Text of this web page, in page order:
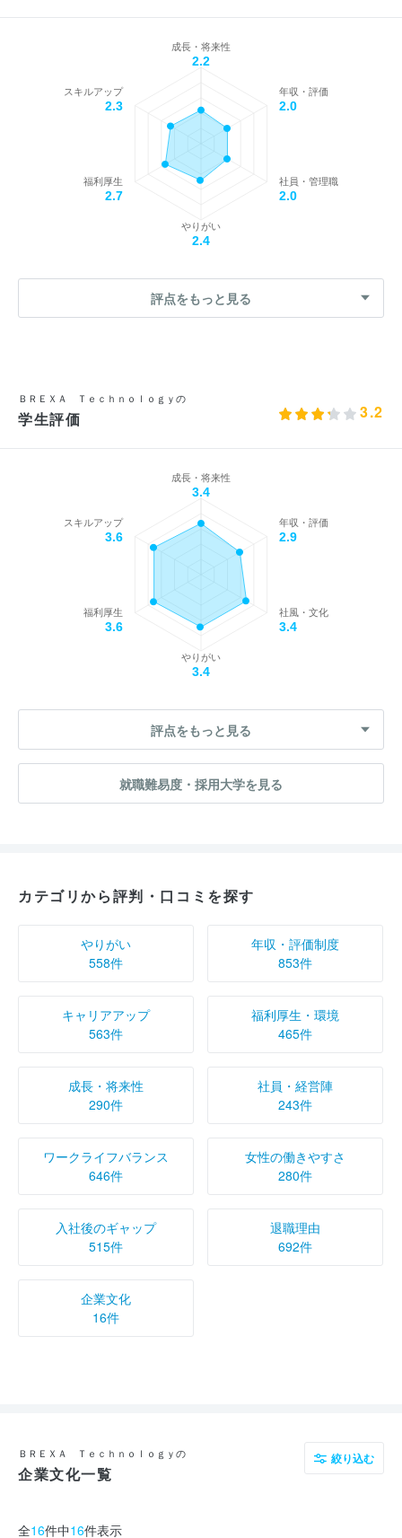
成長・将来性
2.2
年収・評価
2.0
社員・管理職
2.0
やりがい
2.4
福利厚生
2.7
スキルアップ
2.3
評点をもっと見る
ＢＲＥＸＡ Ｔｅｃｈｎｏｌｏｇｙの
学生評価 3.2
成長・将来性
3.4
年収・評価
2.9
社風・文化
3.4
やりがい
3.4
福利厚生
3.6
スキルアップ
3.6
評点をもっと見る
就職難易度・採用大学を見る
カテゴリから評判・口コミを探す
やりがい
558件
年収・評価制度
853件
キャリアアップ
563件
福利厚生・環境
465件
成長・将来性
290件
社員・経営陣
243件
ワークライフバランス
646件
女性の働きやすさ
280件
入社後のギャップ
515件
退職理由
692件
企業文化
16件
ＢＲＥＸＡ Ｔｅｃｈｎｏｌｏｇｙの
企業文化一覧
絞り込む
全16件中16件表示